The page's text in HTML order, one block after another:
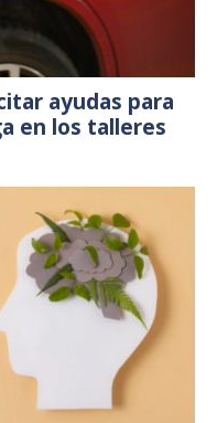
ayudas para
en los talleres